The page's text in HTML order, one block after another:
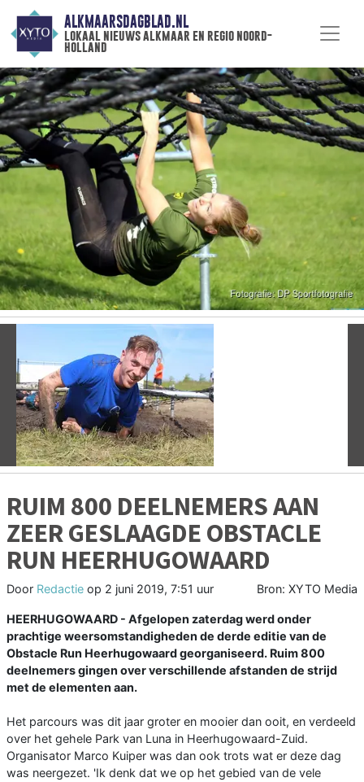
ALKMAARSDAGBLAD.NL
lokaal nieuws alkmaar en regio noord-
holland
Vorige
RUIM 800 DEELNEMERS AAN
ZEER GESLAAGDE OBSTACLE
RUN HEERHUGOWAARD
Door Redactie op 2 juni 2019, 7:51 uur Bron: XYTO Media
HEERHUGOWAARD - Afgelopen zaterdag werd onder
prachtige weersomstandigheden de derde editie van de
Obstacle Run Heerhugowaard georganiseerd. Ruim 800
deelnemers gingen over verschillende afstanden de strijd
met de elementen aan.
Het parcours was dit jaar groter en mooier dan ooit, en verdeeld
over het gehele Park van Luna in Heerhugowaard-Zuid.
Organisator Marco Kuiper was dan ook trots wat er deze dag
was neergezet. 'Ik denk dat we op het gebied van de vele